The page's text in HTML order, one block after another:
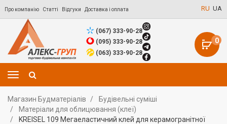
Про компанію Статті Відгуки Доставка і оплата RU UA
0
(067) 333-90-28
(095) 333-90-28
(063) 333-90-28
Магазин Будматеріалів
Будівельні суміші
Матеріали для облицювання (клеї)
KREISEL 109 Мегаеластичний клей для керамогранітної